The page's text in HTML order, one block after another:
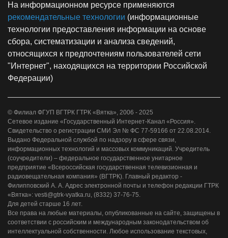
На информационном ресурсе применяются
рекомендательные технологии (информационные
технологии предоставления информации на основе
сбора, систематизации и анализа сведений,
относящихся к предпочтениям пользователей сети
"Интернет", находящихся на территории Российской
Федерации)
© Филиал ФГУП ВГТРК ГТРК «Вятка», 2006 - 2025
Сетевое издание «Государственный Интернет-Канал «Россия».
Свидетельство о регистрации СМИ Эл № ФС 77-59166 от 22.08.2014.
Выдано Федеральной службой по надзору в сфере связи,
информационных технологий и массовых коммуникаций. Учредитель
(соучредители) – федеральное государственное унитарное
предприятие «Всероссийская государственная телевизионная и
радиовещательная компания» (ВГТРК). Главный редактор -
Филипповский А. А. Адрес электронной почты и телефон редакции ГТРК
«Вятка»: vesti@gtrk-vyatka.ru, (8332) 37-76-75.
Для детей старше 16 лет.
Все права на любые материалы, опубликованные на сайте, защищены в
соответствии с российским и международным законодательством об
интеллектуальной собственности. Любое использование текстовых,